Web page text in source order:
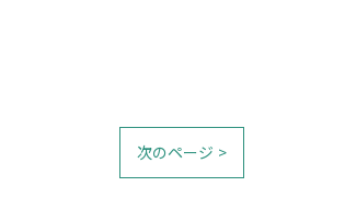
次のページ >